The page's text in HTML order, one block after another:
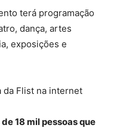
terá programação
dança, artes
exposições e
da Flist na internet
18 mil pessoas que